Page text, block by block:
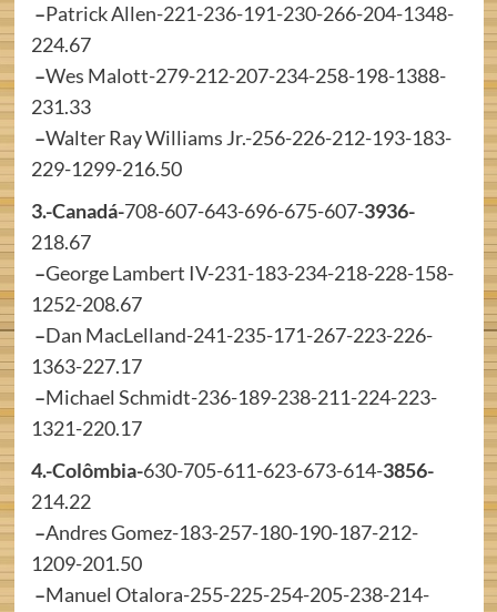
–Patrick Allen-221-236-191-230-266-204-1348-
224.67
–Wes Malott-279-212-207-234-258-198-1388-
231.33
–Walter Ray Williams Jr.-256-226-212-193-183-
229-1299-216.50
3.-Canadá-708-607-643-696-675-607-3936-
218.67
–George Lambert IV-231-183-234-218-228-158-
1252-208.67
–Dan MacLelland-241-235-171-267-223-226-
1363-227.17
–Michael Schmidt-236-189-238-211-224-223-
1321-220.17
4.-Colômbia-630-705-611-623-673-614-3856-
214.22
–Andres Gomez-183-257-180-190-187-212-
1209-201.50
–Manuel Otalora-255-225-254-205-238-214-